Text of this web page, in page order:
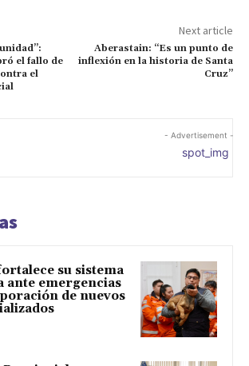
el fallo de
el
Next article
Aberastain: “Es un punto de
inflexión en la historia de Santa
Cruz”
- Advertisement -
su sistema
ante emergencias
de nuevos